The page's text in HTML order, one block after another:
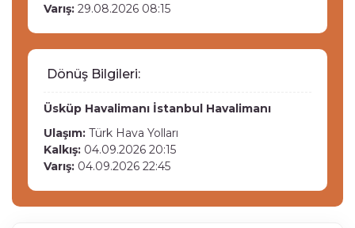
Varış: 29.08.2026 08:15
Dönüş Bilgileri:
Üsküp Havalimanı İstanbul Havalimanı
Ulaşım: Türk Hava Yolları
Kalkış: 04.09.2026 20:15
Varış: 04.09.2026 22:45